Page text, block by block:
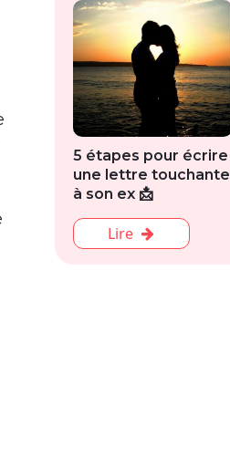
5 étapes pour écrire
une lettre touchante
à son ex 📩
Lire